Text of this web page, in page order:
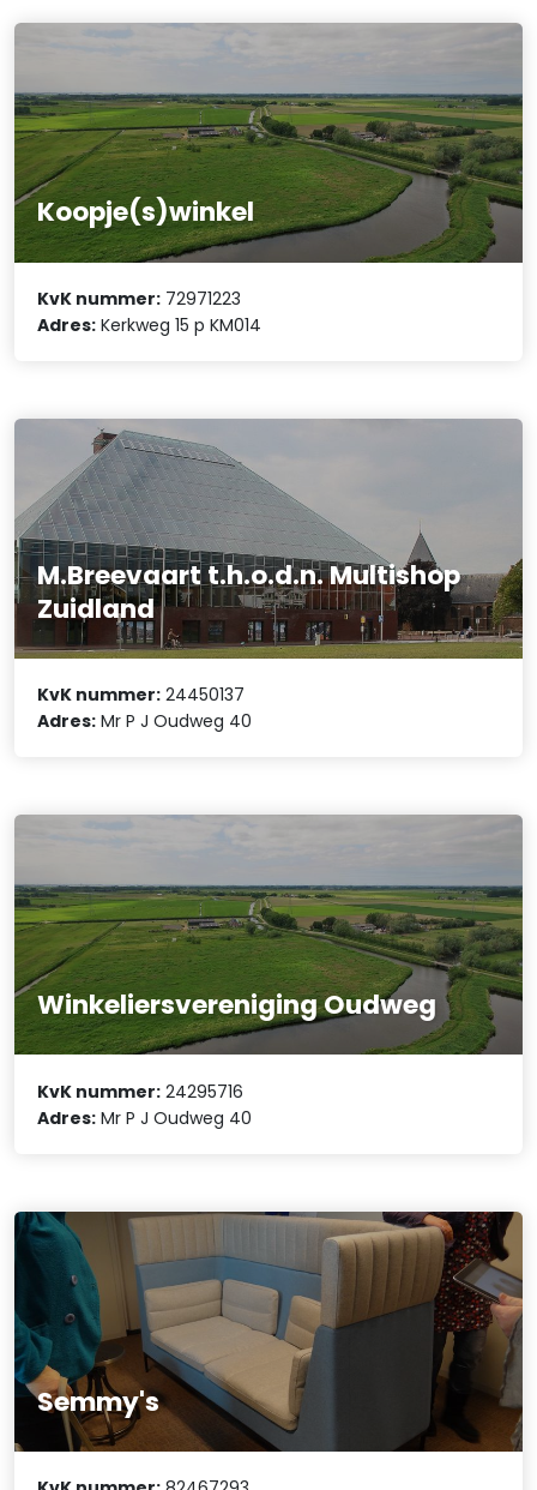
Koopje(s)winkel
KvK nummer: 72971223
Adres: Kerkweg 15 p KM014
M.Breevaart t.h.o.d.n. Multishop
Zuidland
KvK nummer: 24450137
Adres: Mr P J Oudweg 40
Winkeliersvereniging Oudweg
KvK nummer: 24295716
Adres: Mr P J Oudweg 40
Semmy's